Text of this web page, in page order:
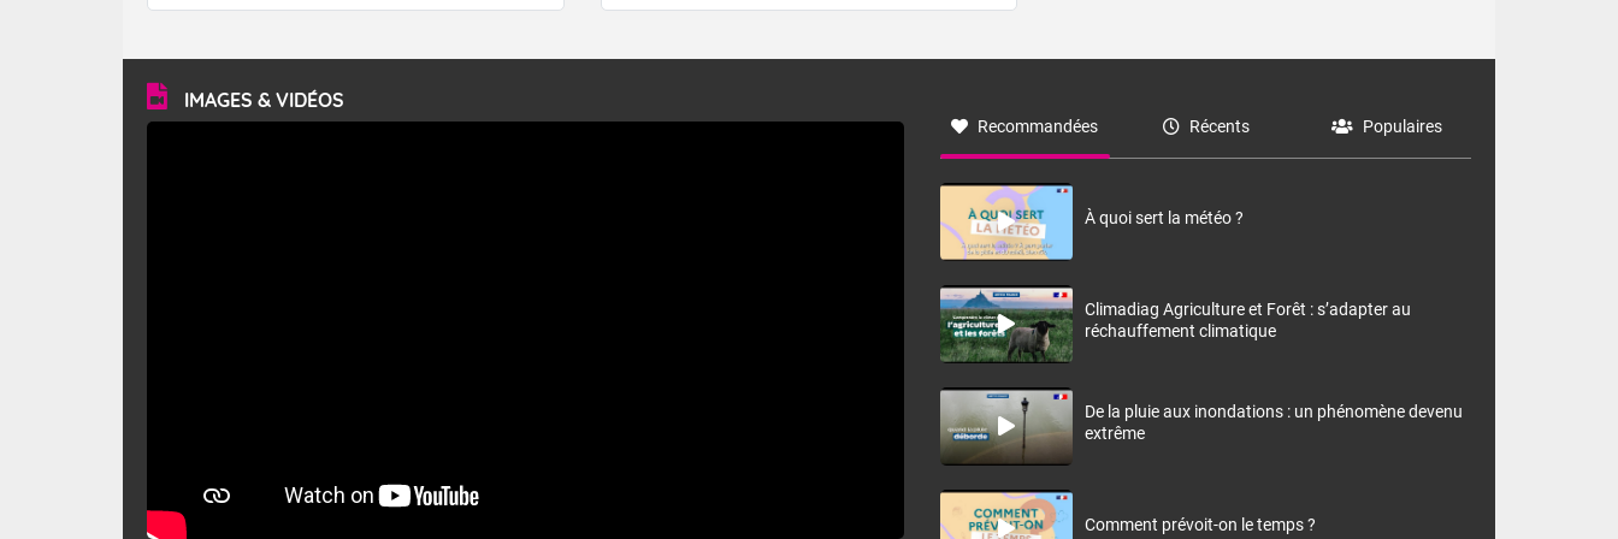
forêt. Mais qu'est-ce que le mistral ? Quelles sont ses
vitesse moyenne de 50 km/h et atteindre 80 à 100 km/h
en rafales, parfois davantage. Il parcourt la basse vallée
du Rhône et la Provence et envahit le littoral
méditerranéen à partir de la Camargue.
de forêt. Mais qu'est-ce que la tramontane ? Quelles sont
à nord-ouest, dans un secteur qui part du Roussillon à la
monts, en allusion aux régions montagneuses d’où
IMAGES & VIDÉOS
Recommandées Récents Populaires
À quoi sert la météo ?
Climadiag Agriculture et Forêt : s’adapter au
réchauffement climatique
De la pluie aux inondations : un phénomène devenu
extrême
Comment prévoit-on le temps ?